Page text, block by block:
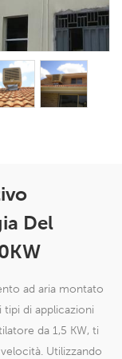
Del
ad aria montato
di applicazioni
da 1,5 KW, ti
Utilizzando